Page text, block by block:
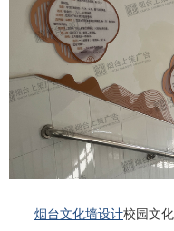
烟台文化墙设计校园文